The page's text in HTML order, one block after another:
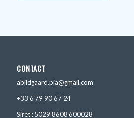
CONTACT
abildgaard.pia@gmail.com
+33 6 79 90 67 24
Siret : 5029 8608 600028